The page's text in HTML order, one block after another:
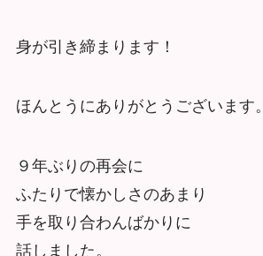
身が引き締まります！
ほんとうにありがとうございます。
９年ぶりの再会に
ふたりで懐かしさのあまり
手を取り合わんばかりに
話しました。